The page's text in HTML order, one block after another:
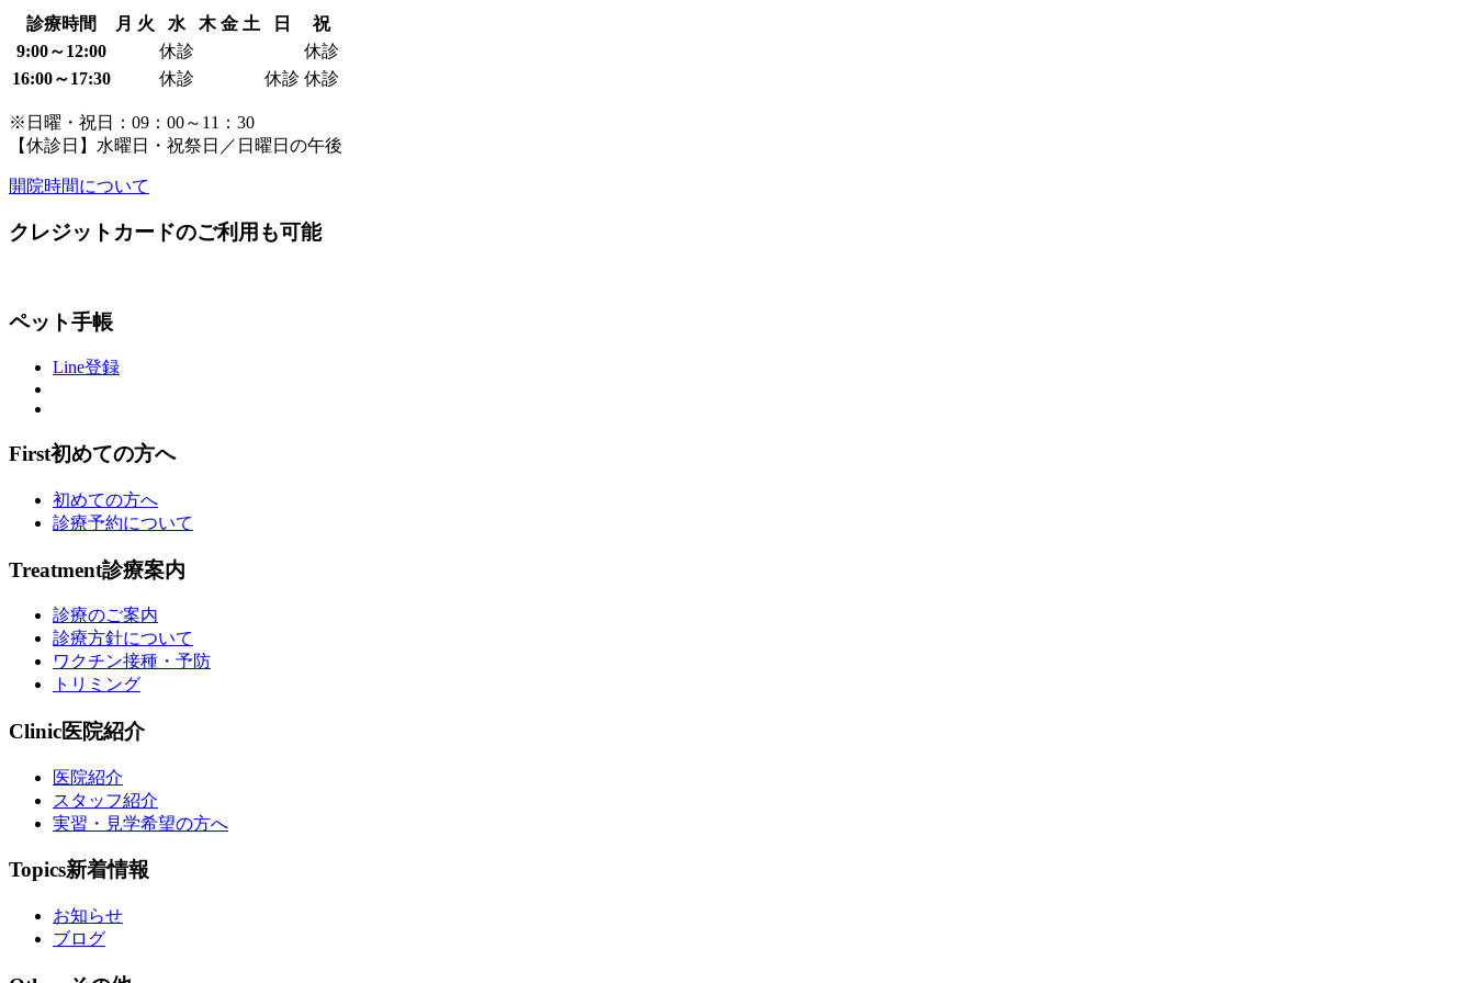
診療時間 月 火 水 木 金 土 日
祝
9:00～12:00
休診
休診
16:00～17:30
休診 休診 休診
※日曜・祝日：09：00～11：30
【休診日】水曜日・祝祭日／日曜日の午後
開院時間について
クレジットカードのご利用も可能
ペット手帳
Line登録
First初めての方へ
初めての方へ
診療予約について
Treatment診療案内
診療のご案内
診療方針について
ワクチン接種・予防
トリミング
Clinic医院紹介
医院紹介
スタッフ紹介
実習・見学希望の方へ
Topics新着情報
お知らせ
ブログ